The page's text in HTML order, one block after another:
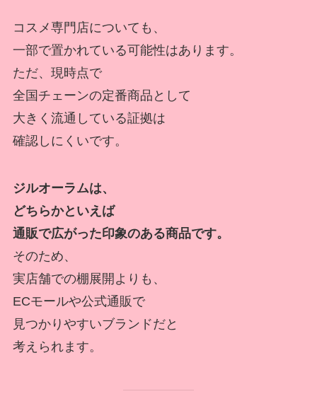
コスメ専門店についても、
一部で置かれている可能性はあります。
ただ、現時点で
全国チェーンの定番商品として
大きく流通している証拠は
確認しにくいです。
ジルオーラムは、
どちらかといえば
通販で広がった印象のある商品です。
そのため、
実店舗での棚展開よりも、
ECモールや公式通販で
見つかりやすいブランドだと
考えられます。